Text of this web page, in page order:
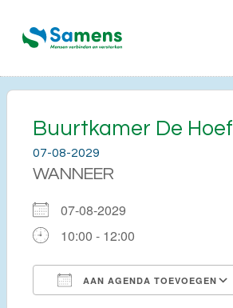
Buurtkamer De Hoef
07-08-2029
WANNEER
07-08-2029
10:00 - 12:00
AAN AGENDA TOEVOEGEN